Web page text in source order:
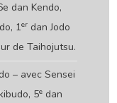
dan Kendo,
1er dan Jodo
de Taihojutsu.
– avec Sensei
5edan